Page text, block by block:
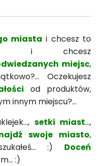
miasta i chcesz to
i chcesz
miejsc,
Oczekujesz
od produktów,
innym miejscu?...
setki miast...,
swoje miasto,
:) Doceń
:)